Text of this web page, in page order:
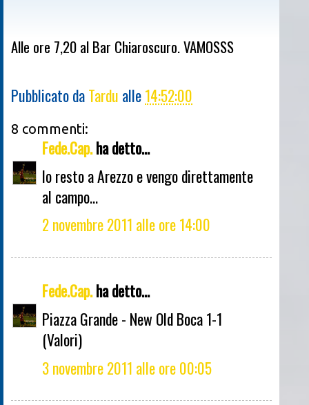
Alle ore 7,20 al Bar Chiaroscuro. VAMOSSS
Pubblicato daTardu alle14:52:00
8 commenti:
Fede.Cap.ha detto...
Io resto a Arezzo e vengo direttamente
al campo...
2 novembre 2011 alle ore 14:00
Fede.Cap.ha detto...
Piazza Grande - New Old Boca 1-1
(Valori)
3 novembre 2011 alle ore 00:05